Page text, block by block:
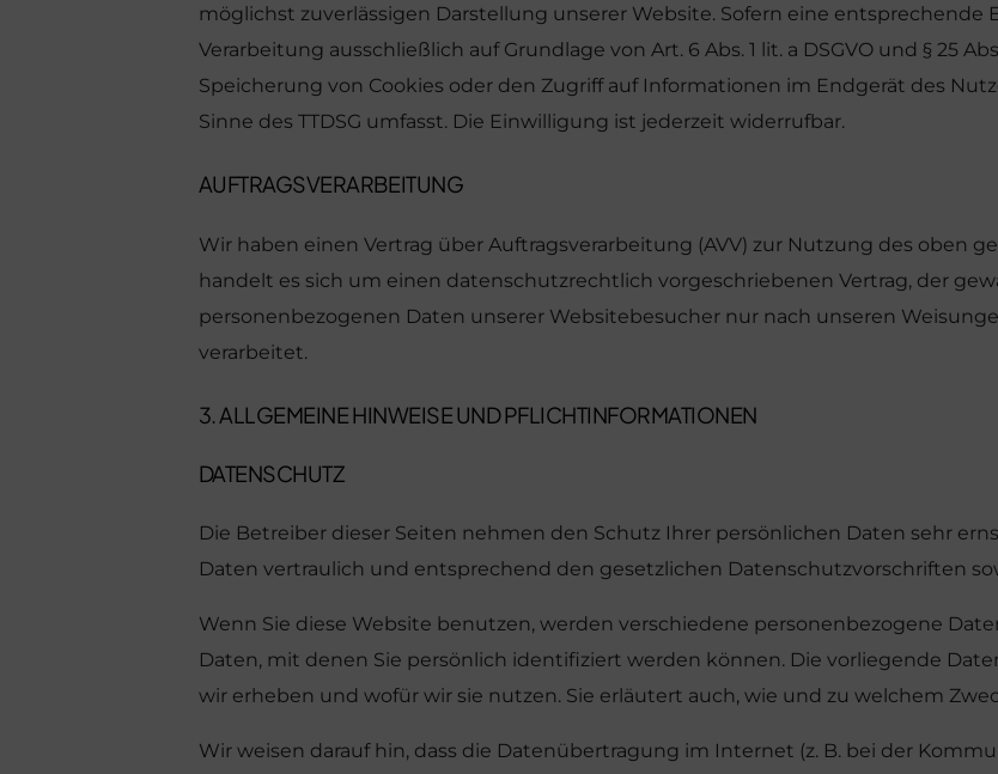
möglichst zuverlässigen Darstellung unserer Website. Sofern eine
Verarbeitung ausschließlich auf Grundlage von Art. 6 Abs. 1 lit. a DSGVO und § 25
Speicherung von Cookies oder den Zugriff auf Informationen im Endgerät des
Sinne des TTDSG umfasst. Die Einwilligung ist jederzeit widerrufbar.
AUFTRAGSVERARBEITUNG
Wir haben einen Vertrag über Auftragsverarbeitung (AVV) zur Nutzung des oben
handelt es sich um einen datenschutzrechtlich vorgeschriebenen Vertrag, der
personenbezogenen Daten unserer Websitebesucher nur nach unseren
verarbeitet.
3. ALLGEMEINE HINWEISE UND PFLICHT­INFORMATIONEN
DATENSCHUTZ
Die Betreiber dieser Seiten nehmen den Schutz Ihrer persönlichen Daten sehr
Daten vertraulich und entsprechend den gesetzlichen Datenschutzvorschriften
Wenn Sie diese Website benutzen, werden verschiedene personenbezogene
Daten, mit denen Sie persönlich identifiziert werden können. Die vorliegende
wir erheben und wofür wir sie nutzen. Sie erläutert auch, wie und zu welchem
Wir weisen darauf hin, dass die Datenübertragung im Internet (z. B. bei der